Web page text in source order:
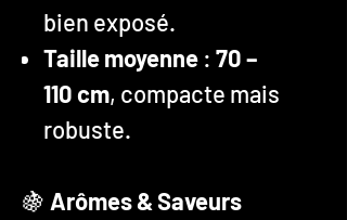
bien exposé.
Taille moyenne : 70 –
110 cm, compacte mais
robuste.
🍇 Arômes & Saveurs